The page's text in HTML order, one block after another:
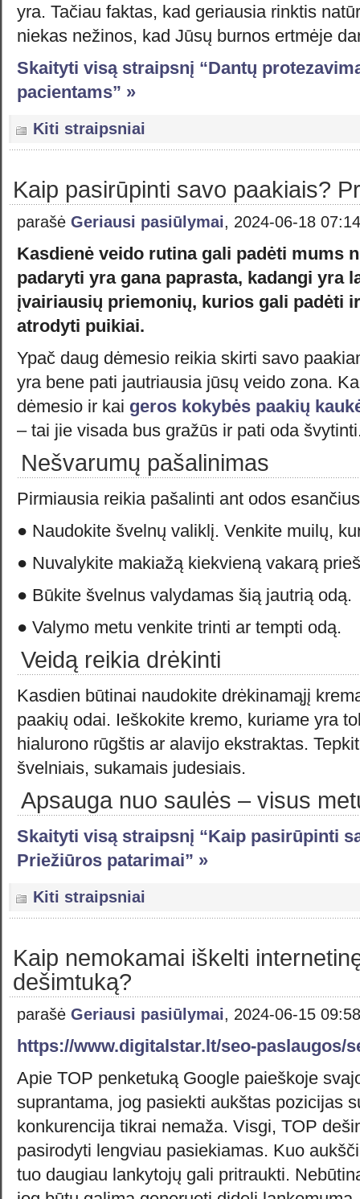
yra. Tačiau faktas, kad geriausia rinktis
niekas nežinos, kad Jūsų burnos ertmėje
Skaityti visą straipsnį “Dantų
pacientams” »
Kiti straipsniai
Kaip pasirūpinti savo paakiais?
parašė Geriausi pasiūlymai, 2024-06-18 07:14
Kasdienė veido rutina gali padėti mums
padaryti yra gana paprasta, kadangi yra
įvairiausių priemonių, kurios gali padėti
atrodyti puikiai.
Ypač daug dėmesio reikia skirti savo
yra bene pati jautriausia jūsų veido zona.
dėmesio ir kai geros kokybės paakių
– tai jie visada bus gražūs ir pati oda
Nešvarumų pašalinimas
Pirmiausia reikia pašalinti ant odos
● Naudokite švelnų valiklį. Venkite muilų,
● Nuvalykite makiažą kiekvieną vakarą
● Būkite švelnus valydamas šią jautrią odą.
● Valymo metu venkite trinti ar tempti odą.
Veidą reikia drėkinti
Kasdien būtinai naudokite drėkinamąjį
paakių odai. Ieškokite kremo, kuriame yra
hialurono rūgštis ar alavijo ekstraktas.
švelniais, sukamais judesiais.
Apsauga nuo saulės – visus
Skaityti visą straipsnį “Kaip pasirūpinti
Priežiūros patarimai” »
Kiti straipsniai
Kaip nemokamai iškelti
dešimtuką?
parašė Geriausi pasiūlymai, 2024-06-15 09:58
https://www.digitalstar.lt/seo-paslaugos/
Apie TOP penketuką Google paieškoje
suprantama, jog pasiekti aukštas pozicijas
konkurencija tikrai nemaža. Visgi, TOP
pasirodyti lengviau pasiekiamas. Kuo
tuo daugiau lankytojų gali pritraukti.